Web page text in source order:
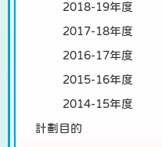
2018-19年度
2017-18年度
2016-17年度
2015-16年度
2014-15年度
計劃目的